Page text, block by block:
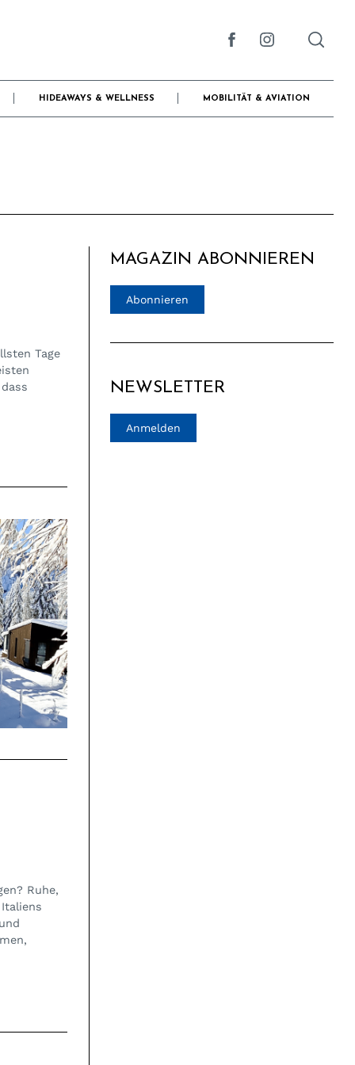
HIDEAWAYS & WELLNESS MOBILITÄT & AVIATION
Tage
Ruhe,
MAGAZIN ABONNIEREN
Abonnieren
NEWSLETTER
Anmelden